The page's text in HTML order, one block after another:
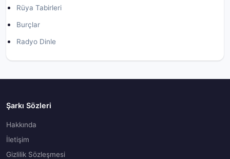
Rüya Tabirleri
Burçlar
Radyo Dinle
Şarkı Sözleri
Hakkında
İletişim
Gizlilik Sözleşmesi